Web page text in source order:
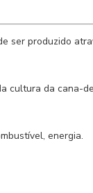
ser produzido
cultura da cana-
energia.